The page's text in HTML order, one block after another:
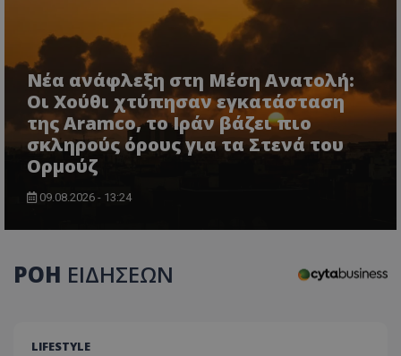
Νέα ανάφλεξη στη Μέση Ανατολή:
Οι Χούθι χτύπησαν εγκατάσταση
της Aramco, το Ιράν βάζει πιο
σκληρούς όρους για τα Στενά του
Ορμούζ
09.08.2026 - 13:24
ΡΟΗ ΕΙΔΗΣΕΩΝ
LIFESTYLE